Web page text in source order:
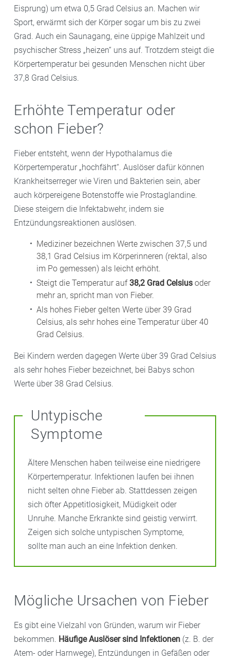
Eisprung) um etwa 0,5 Grad Celsius an. Machen wir
Sport, erwärmt sich der Körper sogar um bis zu zwei
Grad. Auch ein Saunagang, eine üppige Mahlzeit und
psychischer Stress „heizen“ uns auf. Trotzdem steigt die
Körpertemperatur bei gesunden Menschen nicht über
37,8 Grad Celsius.
Erhöhte Temperatur oder
schon Fieber?
Fieber entsteht, wenn der Hypothalamus die
Körpertemperatur „hochfährt“. Auslöser dafür können
Krankheitserreger wie Viren und Bakterien sein, aber
auch körpereigene Botenstoffe wie Prostaglandine.
Diese steigern die Infektabwehr, indem sie
Entzündungsreaktionen auslösen.
Mediziner bezeichnen Werte zwischen 37,5 und
38,1 Grad Celsius im Körperinneren (rektal, also
im Po gemessen) als leicht erhöht.
Steigt die Temperatur auf38,2 Grad Celsius oder
mehr an, spricht man von Fieber.
Als hohes Fieber gelten Werte über 39 Grad
Celsius, als sehr hohes eine Temperatur über 40
Grad Celsius.
Bei Kindern werden dagegen Werte über 39 Grad Celsius
als sehr hohes Fieber bezeichnet, bei Babys schon
Werte über 38 Grad Celsius.
Untypische
Symptome
Ältere Menschen haben teilweise eine niedrigere
Körpertemperatur. Infektionen laufen bei ihnen
nicht selten ohne Fieber ab. Stattdessen zeigen
sich öfter Appetitlosigkeit, Müdigkeit oder
Unruhe. Manche Erkrankte sind geistig verwirrt.
Zeigen sich solche untypischen Symptome,
sollte man auch an eine Infektion denken.
Mögliche Ursachen von Fieber
Es gibt eine Vielzahl von Gründen, warum wir Fieber
bekommen. Häufige Auslöser sind Infektionen (z. B. der
Atem- oder Harnwege), Entzündungen in Gefäßen oder